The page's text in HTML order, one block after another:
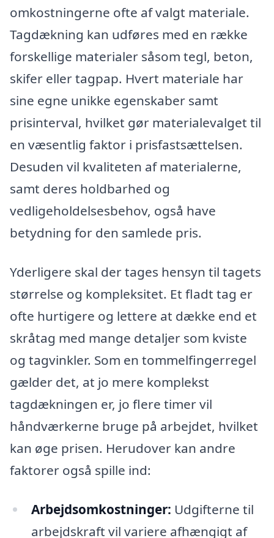
omkostningerne ofte af valgt materiale.
Tagdækning kan udføres med en række
forskellige materialer såsom tegl, beton,
skifer eller tagpap. Hvert materiale har
sine egne unikke egenskaber samt
prisinterval, hvilket gør materialevalget til
en væsentlig faktor i prisfastsættelsen.
Desuden vil kvaliteten af materialerne,
samt deres holdbarhed og
vedligeholdelsesbehov, også have
betydning for den samlede pris.
Yderligere skal der tages hensyn til tagets
størrelse og kompleksitet. Et fladt tag er
ofte hurtigere og lettere at dække end et
skråtag med mange detaljer som kviste
og tagvinkler. Som en tommelfingerregel
gælder det, at jo mere komplekst
tagdækningen er, jo flere timer vil
håndværkerne bruge på arbejdet, hvilket
kan øge prisen. Herudover kan andre
faktorer også spille ind:
Arbejdsomkostninger: Udgifterne til
arbejdskraft vil variere afhængigt af